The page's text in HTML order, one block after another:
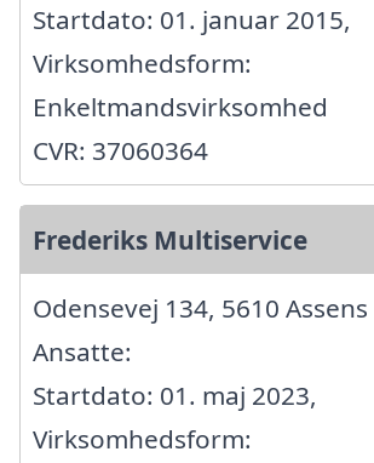
Startdato: 01. januar 2015,
Virksomhedsform:
Enkeltmandsvirksomhed
CVR: 37060364
Frederiks Multiservice
Odensevej 134, 5610 Assens
Ansatte:
Startdato: 01. maj 2023,
Virksomhedsform: